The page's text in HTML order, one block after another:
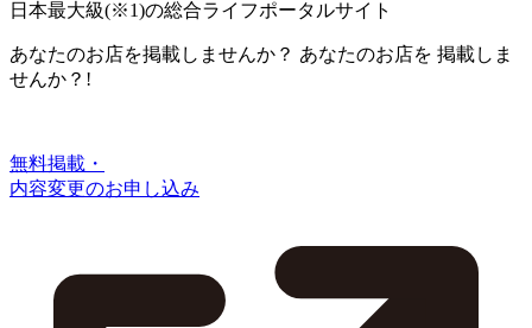
日本最大級(※1)の総合ライフポータルサイト
あなたのお店を掲載しませんか？ あなたのお店を 掲載しま
せんか？!
無料掲載・
内容変更のお申し込み